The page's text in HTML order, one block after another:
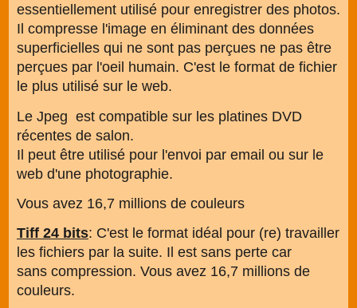
essentiellement utilisé pour enregistrer des photos.
Il compresse l'image en éliminant des données
superficielles qui ne sont pas perçues ne pas être
perçues par l'oeil humain. C'est le format de fichier
le plus utilisé sur le web.
Le Jpeg est compatible sur les platines DVD
récentes de salon.
Il peut être utilisé pour l'envoi par email ou sur le
web d'une photographie.
Vous avez 16,7 millions de couleurs
Tiff 24 bits: C'est le format idéal pour (re) travailler
les fichiers par la suite. Il est sans perte car
sans compression. Vous avez 16,7 millions de
couleurs.